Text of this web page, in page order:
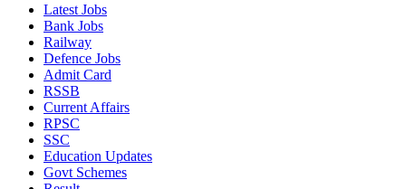
Latest Jobs
Bank Jobs
Railway
Defence Jobs
Admit Card
RSSB
Current Affairs
RPSC
SSC
Education Updates
Govt Schemes